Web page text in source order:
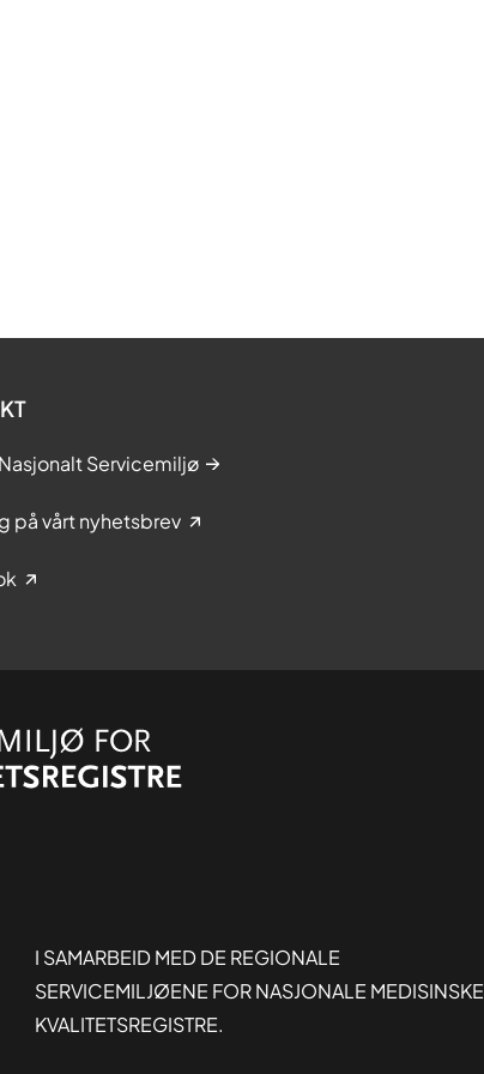
Servicemiljø
på vårt nyhetsbrev
Organisasjon
I SAMARBEID MED DE REGIONALE
SERVICEMILJØENE FOR NASJONALE MEDISINSKE
KVALITETSREGISTRE.